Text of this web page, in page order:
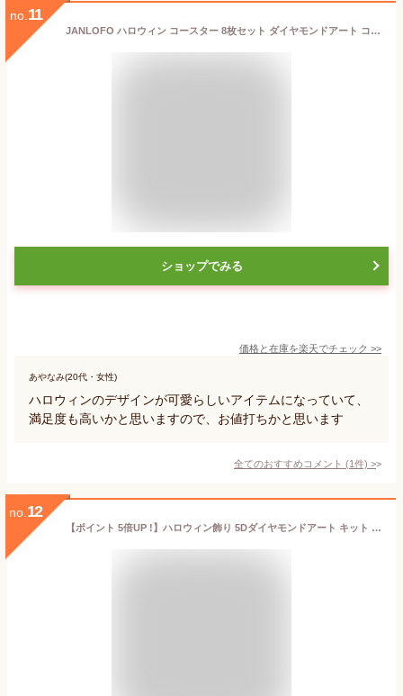
no. 11
JANLOFO ハロウィン コースター 8枚セット ダイヤモンドアート コースター ハロウィン プレゼント ダイアモンドアート キット 初心者 ハロ
ショップでみる
価格と在庫を楽天でチェック >>
あやなみ(20代・女性)
ハロウィンのデザインが可愛らしいアイテムになっていて、
満足度も高いかと思いますので、お値打ちかと思います
全てのおすすめコメント (1件) >
no. 12
【ポイント 5倍UP !】ハロウィン飾り 5Dダイヤモンドアート キット 8個セット DIY コースター 猫 かぼちゃん コウモリ カラフラ 塗装キット DIY ラインストーン キラキラビーズ ホルダー付き アクリル 滑り止めコースター 装飾用 プレゼント